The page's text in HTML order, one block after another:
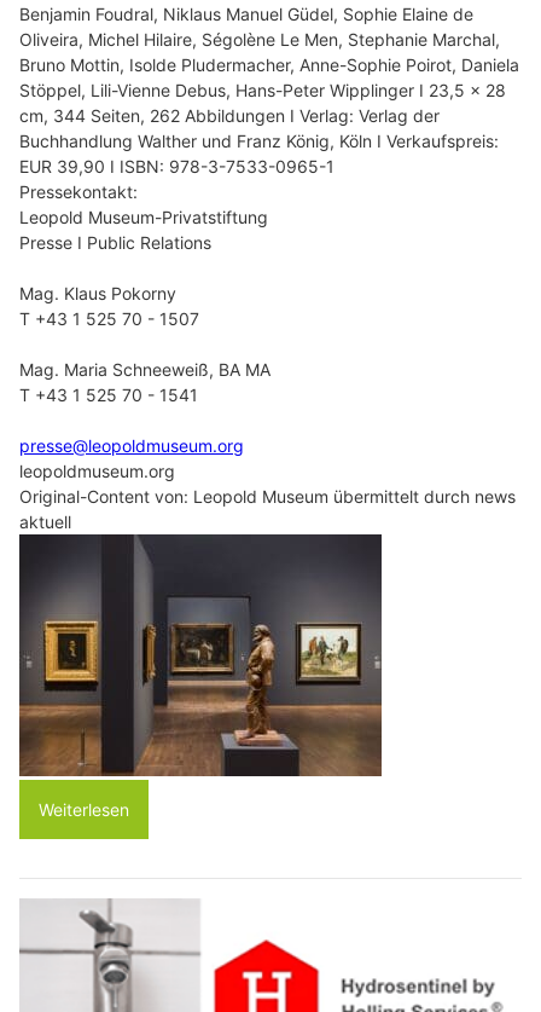
Benjamin Foudral, Niklaus Manuel Güdel, Sophie Elaine de
Oliveira, Michel Hilaire, Ségolène Le Men, Stephanie Marchal,
Bruno Mottin, Isolde Pludermacher, Anne-Sophie Poirot, Daniela
Stöppel, Lili-Vienne Debus, Hans-Peter Wipplinger I 23,5 × 28
cm, 344 Seiten, 262 Abbildungen I Verlag: Verlag der
Buchhandlung Walther und Franz König, Köln I Verkaufspreis:
EUR 39,90 I ISBN: 978-3-7533-0965-1
Pressekontakt:
Leopold Museum-Privatstiftung
Presse I Public Relations
Mag. Klaus Pokorny
T +43 1 525 70 - 1507
Mag. Maria Schneeweiß, BA MA
T +43 1 525 70 - 1541
presse@leopoldmuseum.org
leopoldmuseum.org
Original-Content von: Leopold Museum übermittelt durch news
aktuell
Weiterlesen